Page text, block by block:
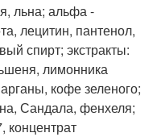
льна; альфа -
лецитин, пантенол,
спирт; экстракты:
лимонника
кофе зеленого;
Сандала, фенхеля;
концентрат